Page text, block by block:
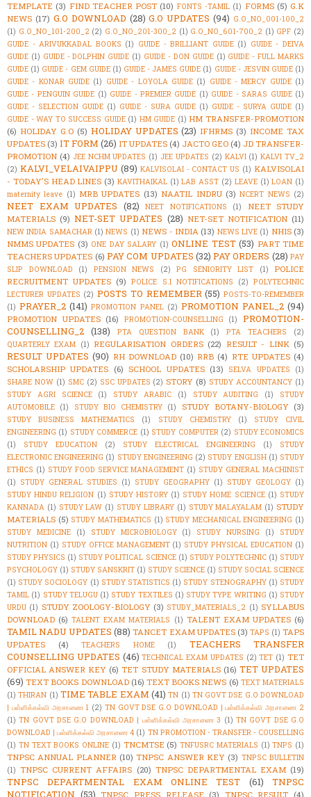
TEMPLATE (3) FIND TEACHER POST (10) FONTS -TAMIL (1) FORMS (5) G.K
NEWS (17) G.O DOWNLOAD (28) G.O UPDATES (94) G.O_NO_001-100_2
(1) G.O_NO_101-200_2 (2) G.O_NO_201-300_2 (1) G.O_NO_601-700_2 (1) GPF (2)
GUIDE - ARIVUKKADAL BOOKS (1) GUIDE - BRILLIANT GUIDE (1) GUIDE - DEIVA
GUIDE (1) GUIDE - DOLPHIN GUIDE (1) GUIDE - DON GUIDE (1) GUIDE - FULL MARKS
GUIDE (1) GUIDE - GEM GUIDE (1) GUIDE - JAMES GUIDE (1) GUIDE - JESVIN GUIDE (1)
GUIDE - KONAR GUIDE (1) GUIDE - LOYOLA GUIDE (1) GUIDE - MERCY GUIDE (1)
GUIDE - PENGUIN GUIDE (1) GUIDE - PREMIER GUIDE (1) GUIDE - SARAS GUIDE (1)
GUIDE - SELECTION GUIDE (1) GUIDE - SURA GUIDE (1) GUIDE - SURYA GUIDE (1)
GUIDE - WAY TO SUCCESS GUIDE (1) HM GUIDE (1) HM TRANSFER-PROMOTION
(6) HOLIDAY G.O (5) HOLIDAY UPDATES (23) IFHRMS (3) INCOME TAX
UPDATES (3) IT FORM (26) IT UPDATES (4) JACTO GEO (4) JD TRANSFER-
PROMOTION (4) JEE NCHM UPDATES (1) JEE UPDATES (2) KALVI (1) KALVI TV_2
(2) KALVI_VELAIVAIPPU (89) KALVISOLAI - CONTACT US (1) KALVISOLAI
- TODAY'S HEAD LINES (3) KAVITHAIKAL (1) LAB ASST (2) LEAVE (1) LOAN (1)
maternity leave (1) MRB UPDATES (13) NAATIL INDRU (3) NCERT NEWS (2)
NEET EXAM UPDATES (82) NEET NOTIFICATIONS (1)
NEET STUDY
MATERIALS (9) NET-SET UPDATES (28) NET-SET NOTIFICATION (11)
NEW INDIA SAMACHAR (1) NEWS (1) NEWS - INDIA (13) NEWS LIVE (1) NHIS (3)
NMMS UPDATES (3) ONE DAY SALARY (1) ONLINE TEST (53) PART TIME
TEACHERS UPDATES (6) PAY COM UPDATES (32) PAY ORDERS (28) PAY
SLIP DOWNLOAD
(1) PENSION NEWS (2) PG SENIORITY LIST (1)
POLICE
RECRUITMENT UPDATES (9) POLICE S.I NOTIFICATIONS (2) POLYTECHNIC
LECTURER UPDATES (2) POSTS TO REMEMBER (55) POSTS-TO-REMEMBER
(1) PRAYER_2 (141) PROMOTION PANEL (2) PROMOTION PANEL_2 (94)
PROMOTION UPDATES (16) PROMOTION-COUNSELLING (1)
PROMOTION-
COUNSELLING_2 (138) PTA QUESTION BANK (1) PTA TEACHERS
(2)
QUARTERLY EXAM (1) REGULARISATION ORDERS (22) RESULT - LINK (5)
RESULT UPDATES (90) RH DOWNLOAD (10) RRB (4) RTE UPDATES (4)
SCHOLARSHIP UPDATES (6) SCHOOL UPDATES (13) SELVA UPDATES
(1)
SHARE NOW (1) SMC (2) SSC UPDATES (2) STORY (8) STUDY ACCOUNTANCY (1)
STUDY AGRI SCIENCE
(1) STUDY ARABIC (1) STUDY AUDITING (1)
STUDY
AUTOMOBILE (1) STUDY BIO CHEMISTRY (1) STUDY BOTANY-BIOLOGY (3)
STUDY BUSINESS MATHEMATICS (1) STUDY CHEMISTRY (1)
STUDY CIVIL
ENGINEERING (1) STUDY COMMERCE (1) STUDY COMPUTER (2) STUDY ECONOMICS
(1)
STUDY EDUCATION (2) STUDY ELECTRICAL ENGINEERING (1)
STUDY
ELECTRONIC ENGINEERING (1) STUDY ENGINEERING (2) STUDY ENGLISH (1) STUDY
ETHICS (1) STUDY FOOD SERVICE MANAGEMENT (1) STUDY GENERAL MACHINIST
(1) STUDY GENERAL STUDIES (1) STUDY GEOGRAPHY (1) STUDY GEOLOGY (1)
STUDY HINDU RELIGION (1) STUDY HISTORY (1) STUDY HOME SCIENCE (1) STUDY
KANNADA (1) STUDY LAW (1) STUDY LIBRARY (1) STUDY MALAYALAM (1) STUDY
MATERIALS (5) STUDY MATHEMATICS (1) STUDY MECHANICAL ENGINEERING (1)
STUDY MEDICINE
(1) STUDY MICROBIOLOGY (1) STUDY NURSING (1)
STUDY
NUTRITION (1) STUDY OFFICE MANAGEMENT (1) STUDY PHYSICAL EDUCATION (1)
STUDY PHYSICS (1) STUDY POLITICAL SCIENCE (1) STUDY POLYTECHNIC (1) STUDY
PSYCHOLOGY (1) STUDY SANSKRIT (1) STUDY SCIENCE (1) STUDY SOCIAL SCIENCE
(1) STUDY SOCIOLOGY (1) STUDY STATISTICS (1) STUDY STENOGRAPHY (1) STUDY
TAMIL (1) STUDY TELUGU (1) STUDY TEXTILES (1) STUDY TYPE WRITING (1) STUDY
URDU (1) STUDY ZOOLOGY-BIOLOGY (3) STUDY_MATERIALS_2 (1) SYLLABUS
DOWNLOAD (6) TALENT EXAM MATERIALS (1) TALENT EXAM UPDATES (6)
TAMIL NADU UPDATES (88) TANCET EXAM UPDATES (3) TAPS (1) TAPS
UPDATES
(4) TEACHERS HOME (1)
TEACHERS TRANSFER
COUNSELLING UPDATES (46) TECHNICAL EXAM UPDATES (2) TET (1) TET
OFFICIAL ANSWER KEY (6) TET STUDY MATERIALS (16) TET UPDATES
(69) TEXT BOOKS DOWNLOAD (16) TEXT BOOKS NEWS (6) TEXT MATERIALS
(1) THIRAN (1) TIME TABLE EXAM (41) TN (1) TN GOVT DSE G.O DOWNLOAD
| பள்ளிக்கல்வி அரசாணை 1 (2) TN GOVT DSE G.O DOWNLOAD | பள்ளிக்கல்வி அரசாணை 2
(1) TN GOVT DSE G.O DOWNLOAD | பள்ளிக்கல்வி அரசாணை 3 (1) TN GOVT DSE G.O
DOWNLOAD | பள்ளிக்கல்வி அரசாணை 4 (1) TN PROMOTION - TRANSFER - COUSELLING
(1) TN TEXT BOOKS ONLINE (1) TNCMTSE (5) TNFUSRC MATERIALS (1) TNPS (1)
TNPSC ANNUAL PLANNER (10) TNPSC ANSWER KEY (3) TNPSC BULLETIN
(1) TNPSC CURRENT AFFAIRS (20) TNPSC DEPARTMENTAL EXAM (19)
TNPSC DEPARTMENTAL EXAM ONLINE TEST (61)
TNPSC
NOTIFICATION (53) TNPSC PRESS RELEASE (3) TNPSC RESULT (4)